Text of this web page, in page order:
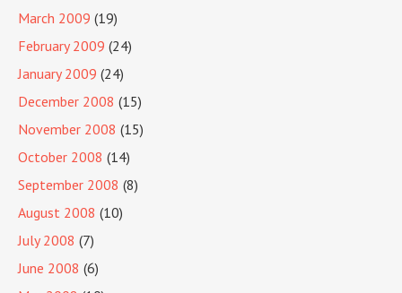
March 2009 (19)
February 2009 (24)
January 2009 (24)
December 2008 (15)
November 2008 (15)
October 2008 (14)
September 2008 (8)
August 2008 (10)
July 2008 (7)
June 2008 (6)